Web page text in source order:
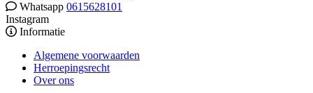
Whatsapp 0615628101
Instagram
Informatie
Algemene voorwaarden
Herroepingsrecht
Over ons